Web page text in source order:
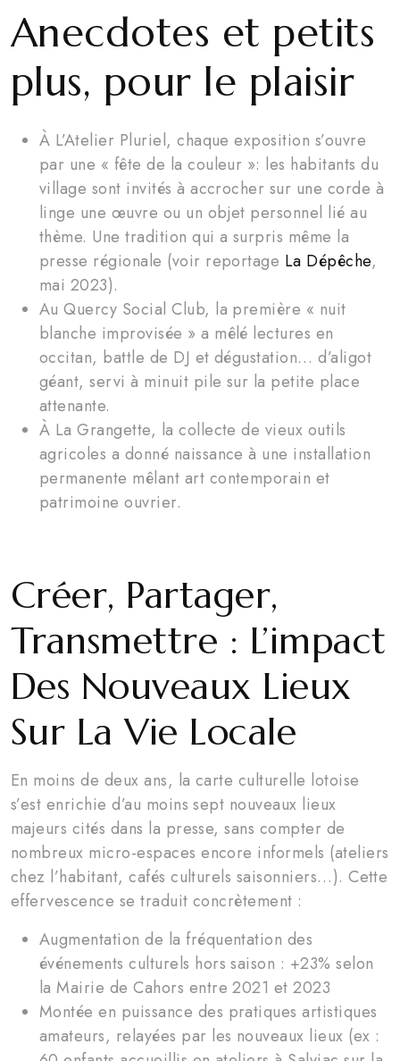
Anecdotes et petits
plus, pour le plaisir
À L’Atelier Pluriel, chaque exposition s’ouvre
par une « fête de la couleur »: les habitants du
village sont invités à accrocher sur une corde à
linge une œuvre ou un objet personnel lié au
thème. Une tradition qui a surpris même la
presse régionale (voir reportage La Dépêche,
mai 2023).
Au Quercy Social Club, la première « nuit
blanche improvisée » a mêlé lectures en
occitan, battle de DJ et dégustation… d’aligot
géant, servi à minuit pile sur la petite place
attenante.
À La Grangette, la collecte de vieux outils
agricoles a donné naissance à une installation
permanente mêlant art contemporain et
patrimoine ouvrier.
Créer, Partager,
Transmettre : L’impact
Des Nouveaux Lieux
Sur La Vie Locale
En moins de deux ans, la carte culturelle lotoise
s’est enrichie d’au moins sept nouveaux lieux
majeurs cités dans la presse, sans compter de
nombreux micro-espaces encore informels (ateliers
chez l’habitant, cafés culturels saisonniers…). Cette
effervescence se traduit concrètement :
Augmentation de la fréquentation des
événements culturels hors saison : +23% selon
la Mairie de Cahors entre 2021 et 2023
Montée en puissance des pratiques artistiques
amateurs, relayées par les nouveaux lieux (ex :